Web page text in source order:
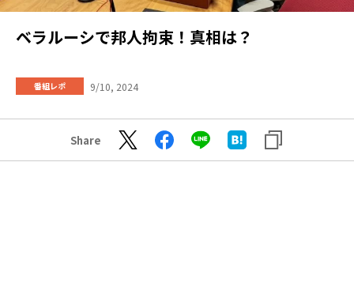
ベラルーシで邦人拘束！真相は？
番組レポ 9/10, 2024
Share